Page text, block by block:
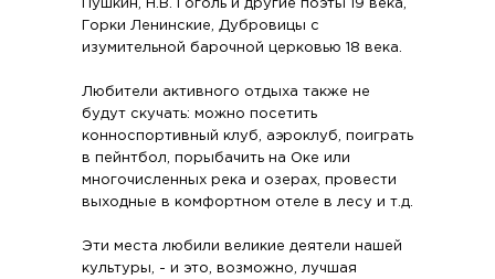
Пушкин, Н.В. Гоголь и другие поэты 19 века,
Горки Ленинские, Дубровицы с
изумительной барочной церковью 18 века.
Любители активного отдыха также не
будут скучать: можно посетить
конноспортивный клуб, аэроклуб, поиграть
в пейнтбол, порыбачить на Оке или
многочисленных река и озерах, провести
выходные в комфортном отеле в лесу и т.д.
Эти места любили великие деятели нашей
культуры, - и это, возможно, лучшая